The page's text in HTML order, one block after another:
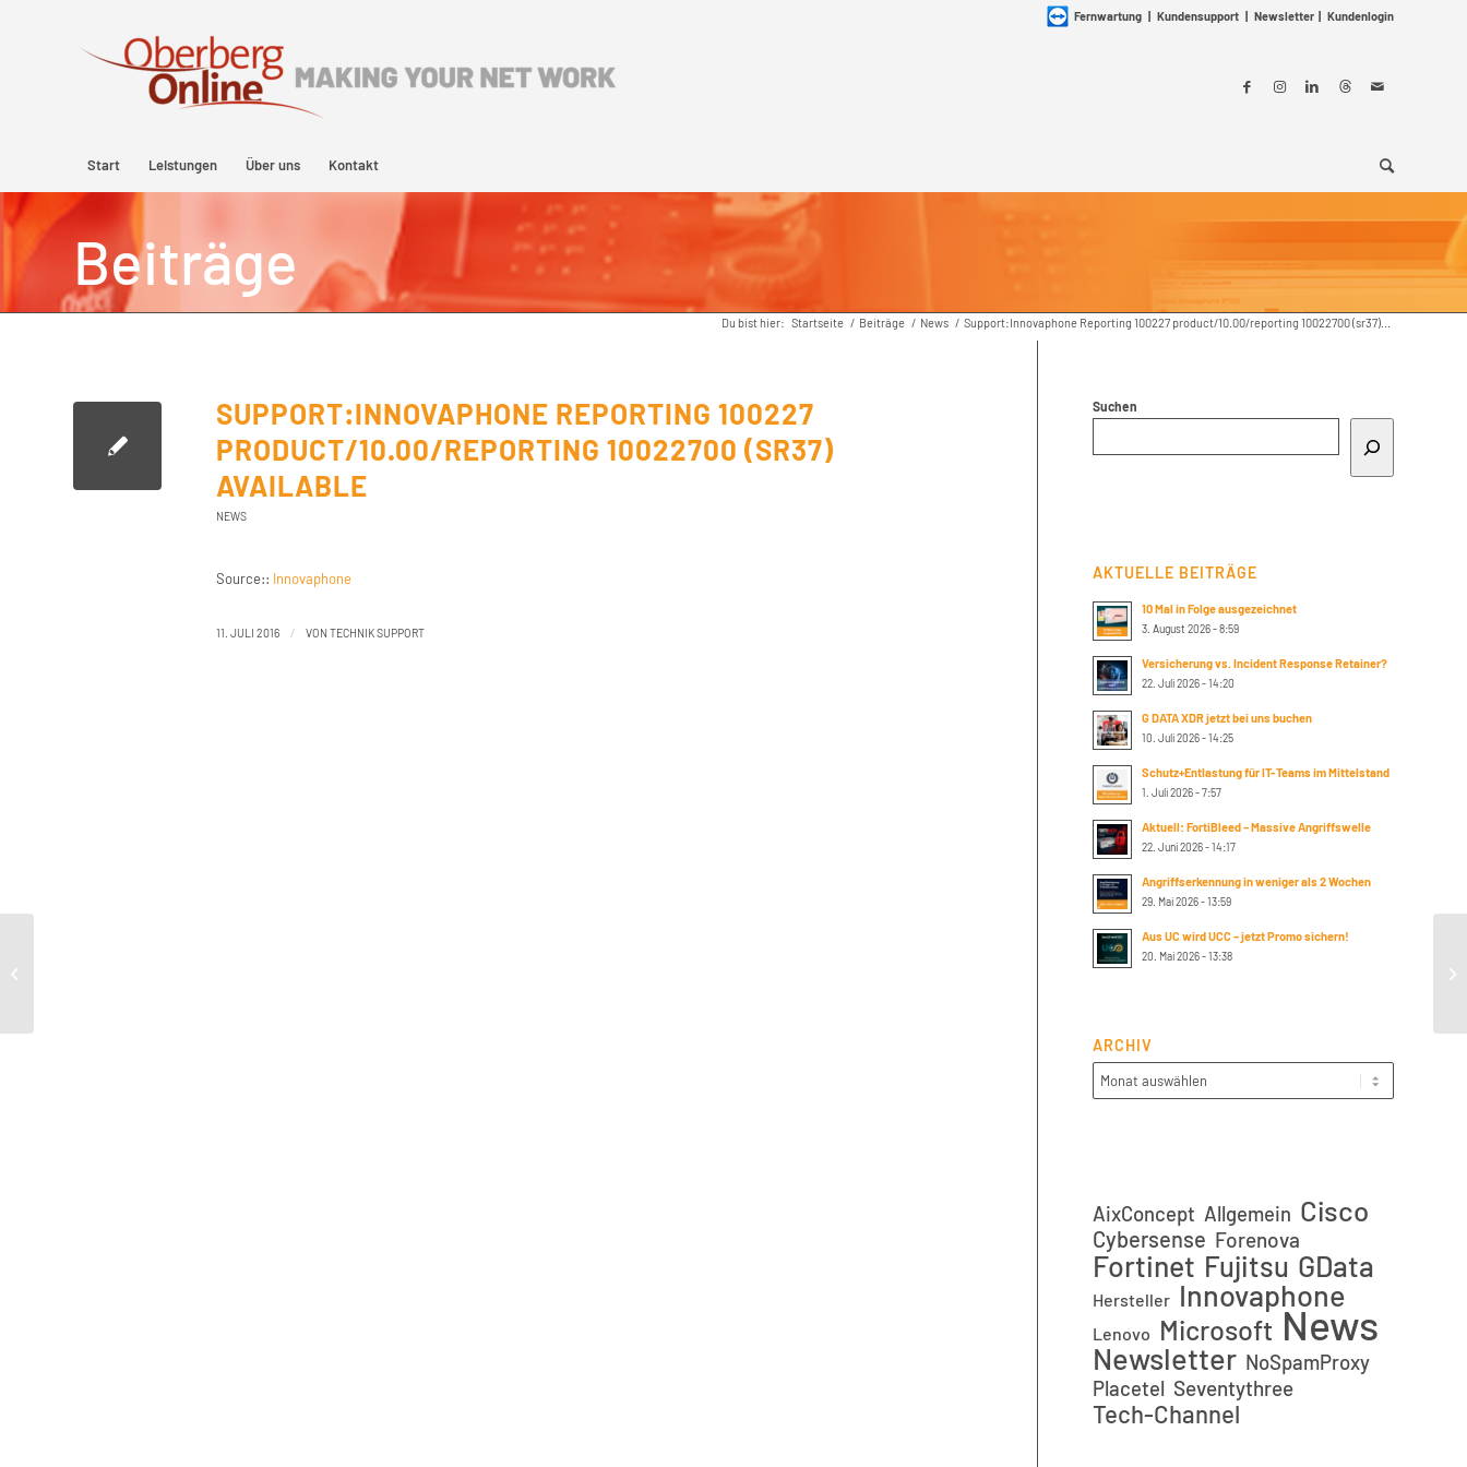
Fernwartung | Kundensupport | Newsletter | Kundenlogin
Start Leistungen Über uns Kontakt
Beiträge
Du bist hier: Startseite / Beiträge / News / Support:Innovaphone Reporting 100227 product/10.00/reporting 10022700 (sr37)...
SUPPORT:INNOVAPHONE REPORTING 100227
PRODUCT/10.00/REPORTING 10022700 (SR37)
AVAILABLE
NEWS
Source:: Innovaphone
11. JULI 2016 / VON TECHNIK SUPPORT
Suchen
AKTUELLE BEITRÄGE
10 Mal in Folge ausgezeichnet
3. August 2026 - 8:59
Versicherung vs. Incident Response Retainer?
22. Juli 2026 - 14:20
G DATA XDR jetzt bei uns buchen
10. Juli 2026 - 14:25
Schutz+Entlastung für IT-Teams im Mittelstand
1. Juli 2026 - 7:57
Aktuell: FortiBleed – Massive Angriffswelle
22. Juni 2026 - 14:17
Angriffserkennung in weniger als 2 Wochen
29. Mai 2026 - 13:59
Aus UC wird UCC – jetzt Promo sichern!
20. Mai 2026 - 13:38
ARCHIV
AixConcept Allgemein Cisco
Cybersense Forenova
Fortinet Fujitsu GData
Hersteller Innovaphone
Lenovo Microsoft News
Newsletter NoSpamProxy
Placetel Seventythree
Tech-Channel